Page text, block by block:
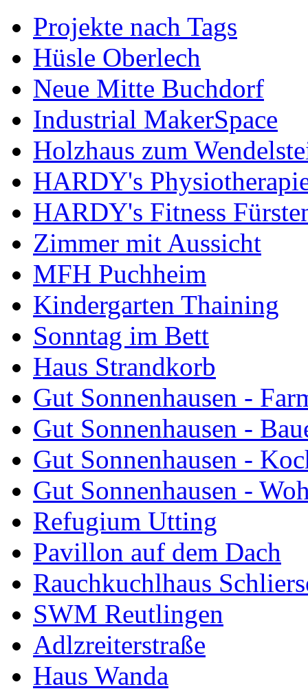
Projekte nach Tags
Hüsle Oberlech
Neue Mitte Buchdorf
Industrial MakerSpace
Holzhaus zum
HARDY's
HARDY's Fitness
Zimmer mit Aussicht
MFH Puchheim
Kindergarten Thaining
Sonntag im Bett
Haus Strandkorb
Gut Sonnenhausen -
Gut Sonnenhausen -
Gut Sonnenhausen -
Gut Sonnenhausen -
Refugium Utting
Pavillon auf dem Dach
Rauchkuchlhaus
SWM Reutlingen
Adlzreiterstraße
Haus Wanda